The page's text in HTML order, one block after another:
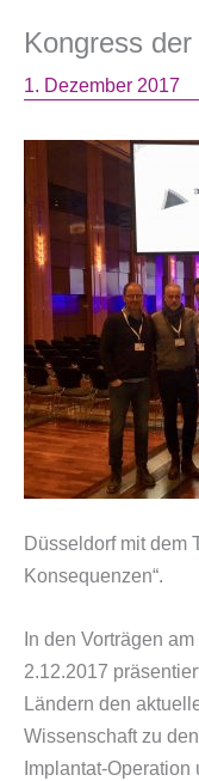
Kongress
1. Dezember 2017
Düsseldorf mit dem
Konsequenzen“.
In den Vorträgen
2.12.2017
Ländern den
Wissenschaft zu
Implantat-Operation